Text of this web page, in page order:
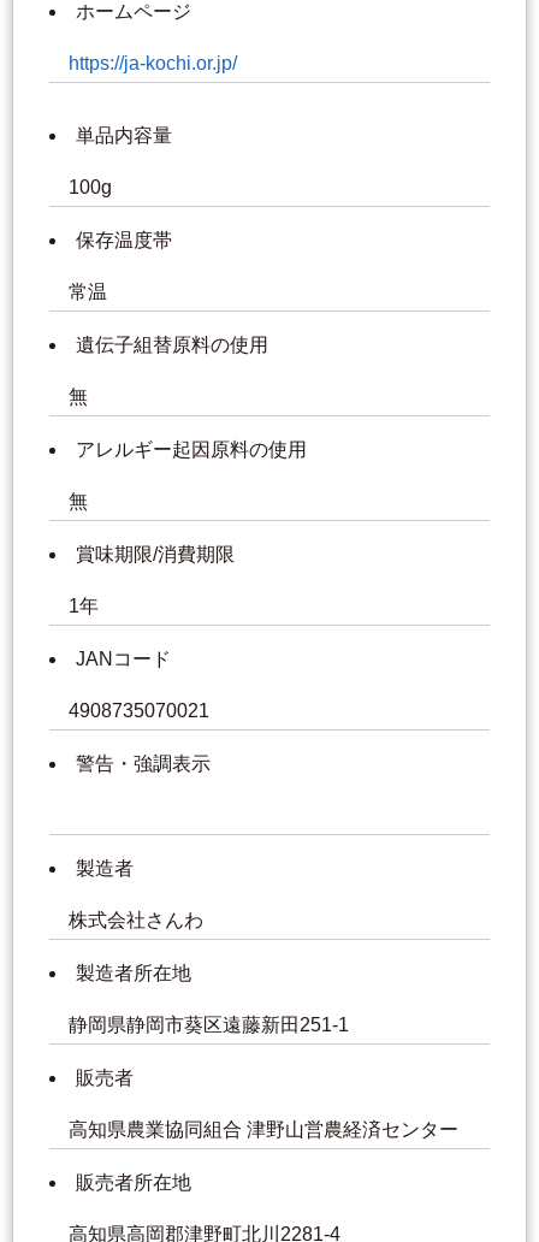
ホームページ
https://ja-kochi.or.jp/
単品内容量
100g
保存温度帯
常温
遺伝子組替原料の使用
無
アレルギー起因原料の使用
無
賞味期限/消費期限
1年
JANコード
4908735070021
警告・強調表示
製造者
株式会社さんわ
製造者所在地
静岡県静岡市葵区遠藤新田251-1
販売者
高知県農業協同組合 津野山営農経済センター
販売者所在地
高知県高岡郡津野町北川2281-4